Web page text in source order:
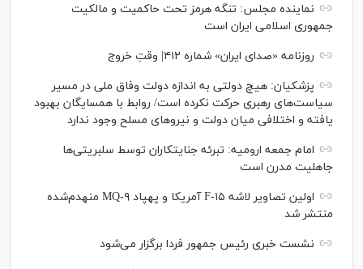
نماینده مجلس: تنگه هرمز تحت حاکمیت و مالکیت
جمهوری اسلامی ایران است
روزنامه «صدای ایران» شماره ۴۱۲| وقتِ خروج
پزشکیان: هیچ دولتی به اندازه دولت وفاق ملی در مسیر
سیاست‌های رهبری حرکت نکرده است/ روابط با همسایگان بهبود
یافته و اختلافی میان دولت و نیروهای مسلح وجود ندارد
امام جمعه ارومیه: تبرئه جنایتکاران توسط سلبریتی‌ها
جاهلیت مدرن است
اولین تصاویر لاشه F-۱۵ آمریکا و پهپاد MQ-۹ منهدم‌شده
منتشر شد
نشست خبری رئیس‌ جمهور فردا برگزار می‌شود